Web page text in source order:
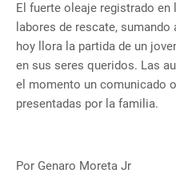
El fuerte oleaje registrado
labores de rescate,
hoy llora la partida de un
en sus seres queridos. Las
el momento un comunicado
presentadas por la familia.
Por Genaro Moreta Jr